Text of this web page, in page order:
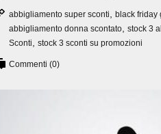
abbigliamento super sconti black friday
abbigliamento donna scontato stock 3
Sconti
stock 3 sconti su promozioni
Commenti (0)